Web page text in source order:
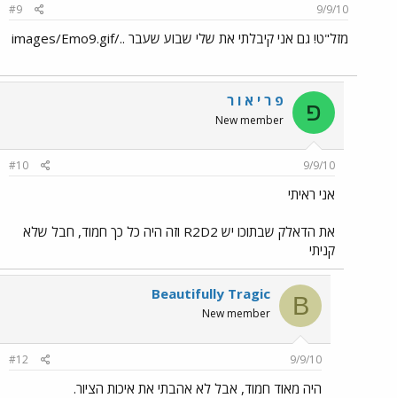
9/9/10
#9
מזל"ט! גם אני קיבלתי את שלי שבוע שעבר ../images/Emo9.gif
פ פ ר י א ו ר
New member
9/9/10
#10
אני ראיתי
את הדאלק שבתוכו יש R2D2 וזה היה כל כך חמוד, חבל שלא
קניתי
B
Beautifully Tragic
New member
9/9/10
#12
היה מאוד חמוד, אבל לא אהבתי את איכות הציור.